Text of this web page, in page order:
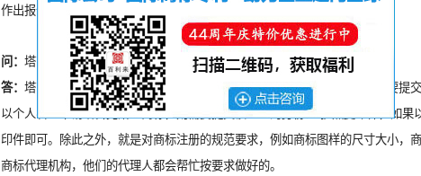
作出报价为准。
问： 塔吉克斯坦商标注册要什么条件？
答： 塔吉克斯坦商标局对申请人不设过多限制，对于申请人要求方面，只需要提
以个人名义申请塔吉克斯坦商标，则需要提交该个人的身份证/护照复印件，如果
印件即可。除此之外，就是对商标注册的规范要求，例如商标图样的尺寸大小，
商标代理机构，他们的代理人都会帮忙按要求做好的。